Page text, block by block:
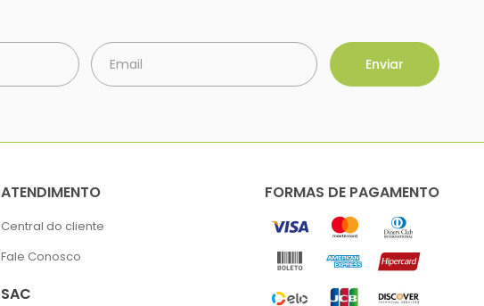
ATENDIMENTO
Central do cliente
Fale Conosco
SAC
FORMAS DE PAGAMENTO